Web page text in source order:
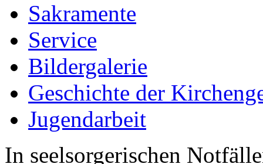
Sakramente
Service
Bildergalerie
Geschichte der
Jugendarbeit
In seelsorgerischen